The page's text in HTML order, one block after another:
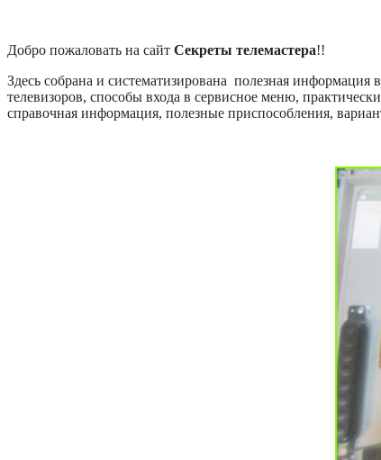
Добро пожаловать на сайт Секреты телемастера!!
Здесь собрана и систематизирована полезная
телевизоров, способы входа в сервисное меню,
справочная информация, полезные приспособления,